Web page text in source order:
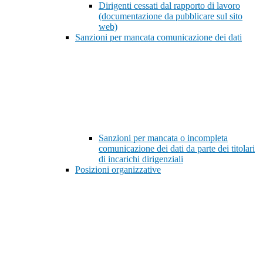
Dirigenti cessati dal rapporto di lavoro
(documentazione da pubblicare sul sito
web)
Sanzioni per mancata comunicazione dei dati
Sanzioni per mancata o incompleta
comunicazione dei dati da parte dei titolari
di incarichi dirigenziali
Posizioni organizzative